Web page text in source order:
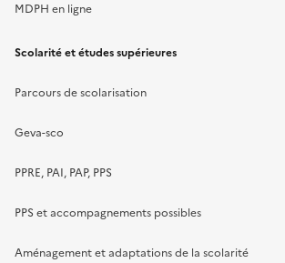
MDPH en ligne
Scolarité et études supérieures
Parcours de scolarisation
Geva-sco
PPRE, PAI, PAP, PPS
PPS et accompagnements possibles
Aménagement et adaptations de la scolarité